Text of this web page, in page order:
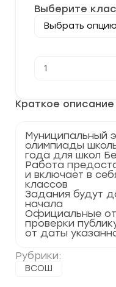
Краткое описание
Муниципальный
олимпиады
года для школ
Работа
и включает в
классов
Задания будут
начала
Официальные
проверки
от даты
Рубрики:
ВСОШ
Выберите
товара
этап
по
2024
г.
16,31,15
регион